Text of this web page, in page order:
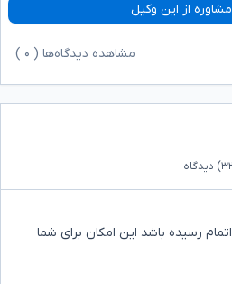
از این وکیل
مشاهده دیدگاه‌ها ( ۰
دیدگاه
رسیده باشد این امکان برای شما